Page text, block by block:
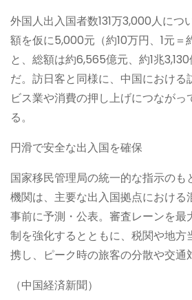
外国人出入国者数131万3,000人につ
額を仮に5,000元（約10万円、1元＝
と、総額は約6,565億元、約1兆
だ。訪日客と同様に、中国における
ビス業や消費の押し上げにつながっ
る。
円滑で安全な出入国を確保
国家移民管理局の統一的な指示のも
機関は、主要な出入国拠点における
事前に予測・公表。審査レーンを最
制を強化するとともに、税関や地方
携し、ピーク時の旅客の分散や交通
（中国経済新聞）